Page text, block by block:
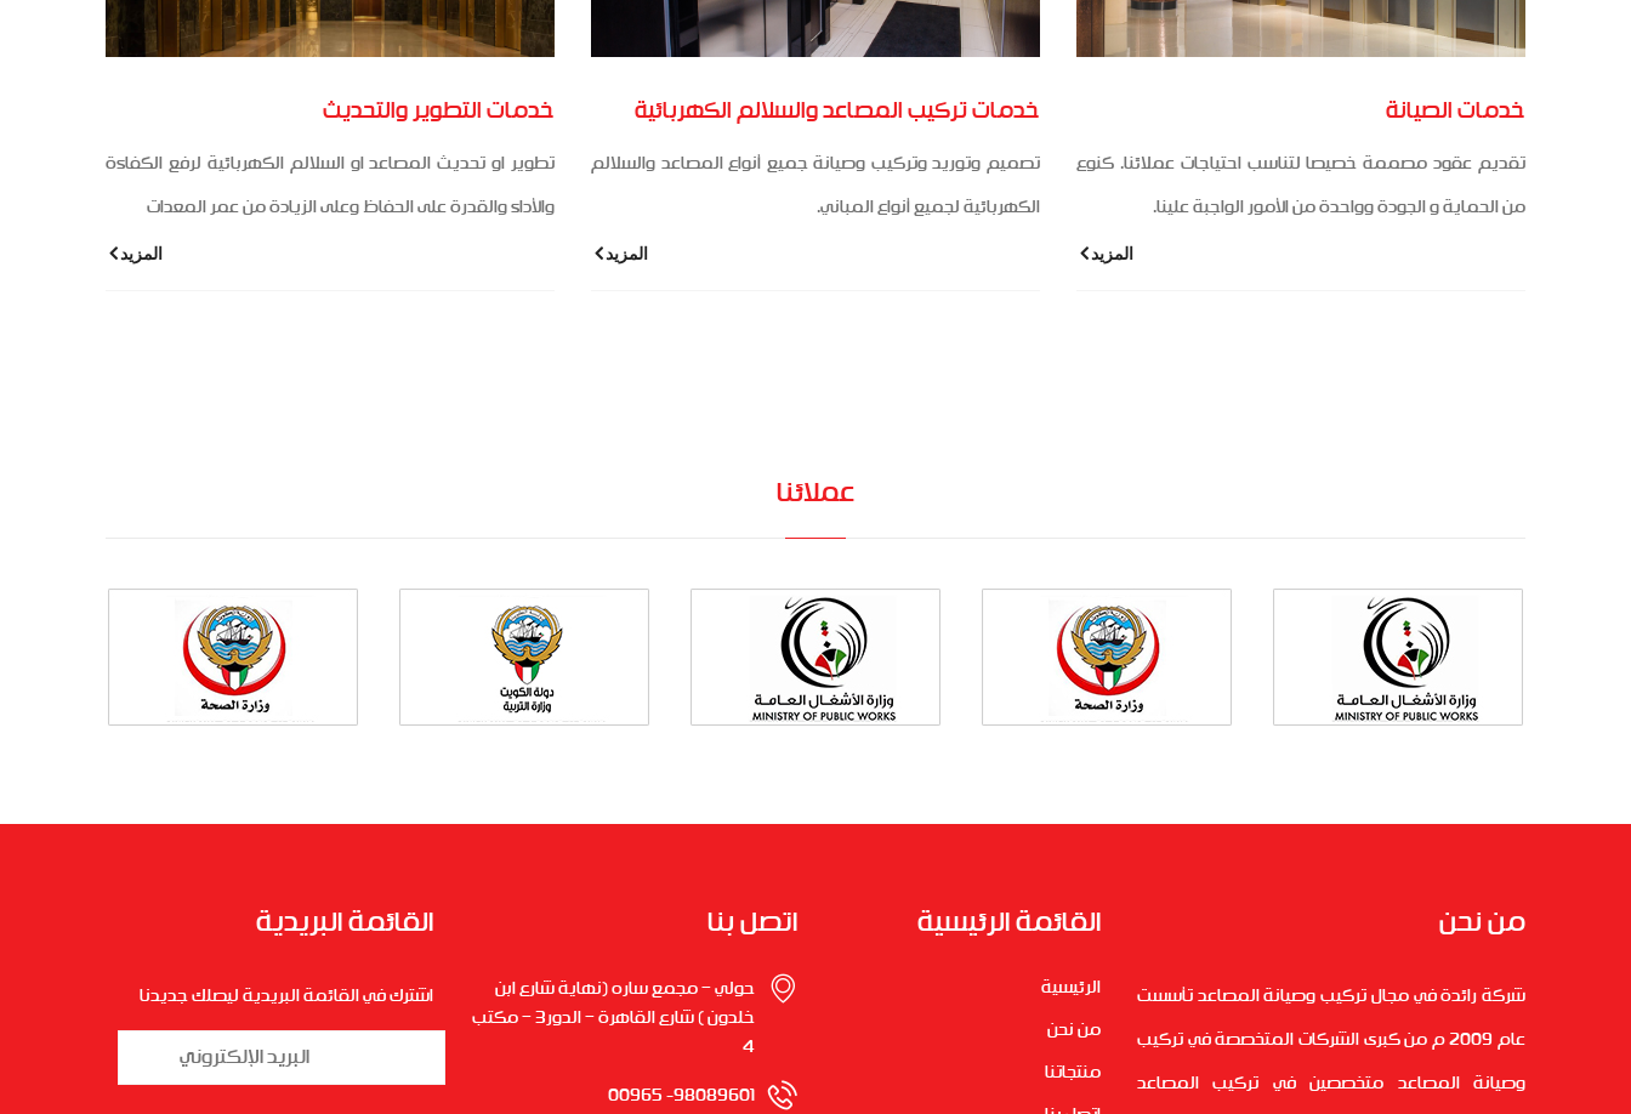
خدمات الصيانة
تقديم عقود مصممة خصيصا لتناسب احتياجات عملائنا. كنوع
من الحماية و الجودة وواحدة من الأمور الواجبة علينا.
المزيد
خدمات تركيب المصاعد والسلالم الكهربائية
تصميم وتوريد وتركيب وصيانة جميع أنواع المصاعد والسلالم
الكهربائية لجميع أنواع المباني.
المزيد
خدمات التطوير والتحديث
تطوير او تحديث المصاعد او السلالم الكهربائية لرفع الكفاءة
والأداء والقدرة على الحفاظ وعلى الزيادة من عمر المعدات
المزيد
عملائنا
من نحن
شركة رائدة في مجال تركيب وصيانة المصاعد تأسست
عام 2009 م من كبرى الشركات المتخصصة في تركيب
وصيانة المصاعد متخصصين في تركيب المصاعد
القائمة الرئيسية
الرئيسية
من نحن
منتجاتنا
اتصل بنا
حولي – مجمع ساره (نهاية شارع ابن
خلدون ) شارع القاهرة – الدور3 – مكتب
4
98089601- 00965
القائمة البريدية
اشترك في القائمة البريدية ليصلك جديدنا